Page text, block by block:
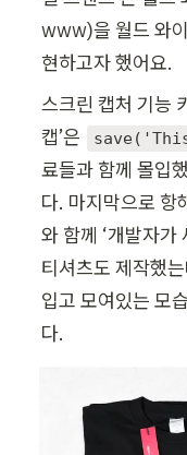
www)을 월드 와
현하고자 했어요.
스크린 캡처 기능
캡’은
료들과 함께 몰입
다. 마지막으로 항
와 함께 ‘개발자가
티셔츠도 제작했
입고 모여있는 모
다.